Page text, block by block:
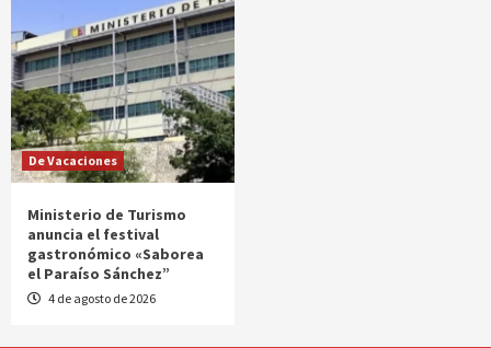
De Vacaciones
Ministerio de Turismo
anuncia el festival
gastronómico «Saborea
el Paraíso Sánchez”
4 de agosto de 2026